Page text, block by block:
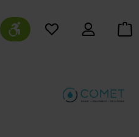
Werkzeugleiste anzeigen